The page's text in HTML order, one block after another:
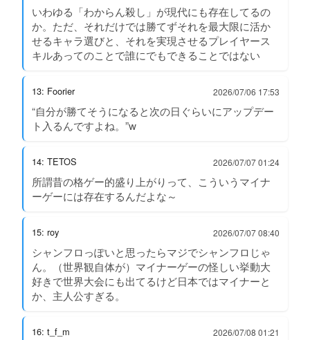
いわゆる「わからん殺し」が現代にも存在してるの
か。ただ、それだけでは勝てずそれを最大限に活か
せるキャラ選びと、それを実現させるプレイヤース
キルあってのことで誰にでもできることではない
13: Foorier 2026/07/06 17:53
“自分が勝てそうになると次の日ぐらいにアップデー
ト入るんですよね。”w
14: TETOS 2026/07/07 01:24
所謂昔の格ゲー的盛り上がりって、こういうマイナ
ーゲーには存在するんだよな～
15: roy 2026/07/07 08:40
シャンフロっぽいと思ったらマジでシャンフロじゃ
ん。（世界観自体が）マイナーゲーの怪しい挙動大
好きで世界大会にも出てるけど日本ではマイナーと
か、主人公すぎる。
16: t_f_m 2026/07/08 01:21